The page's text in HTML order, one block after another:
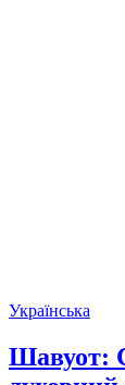
Українська
Шавуот: